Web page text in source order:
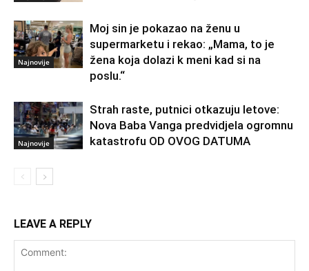
Najnovije
Moj sin je pokazao na ženu u
supermarketu i rekao: „Mama, to je
žena koja dolazi k meni kad si na
poslu.“
Najnovije
Strah raste, putnici otkazuju letove:
Nova Baba Vanga predvidjela ogromnu
katastrofu OD OVOG DATUMA
LEAVE A REPLY